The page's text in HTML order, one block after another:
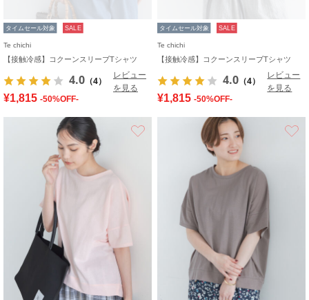
タイムセール対象 SALE
Te chichi
【接触冷感】コクーンスリーブTシャツ
4.0 （4）
レビュー
を見る
¥1,815 -50%OFF-
タイムセール対象 SALE
Te chichi
【接触冷感】コクーンスリーブTシャツ
4.0 （4）
レビュー
を見る
¥1,815 -50%OFF-